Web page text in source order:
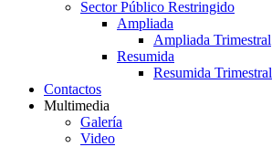
Sector Público Restringido
Ampliada
Ampliada Trimestral
Resumida
Resumida Trimestral
Contactos
Multimedia
Galería
Video